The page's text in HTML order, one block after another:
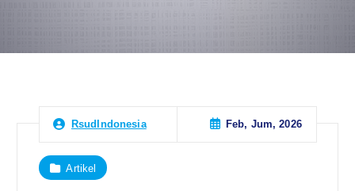
RsudIndonesia Feb, Jum, 2026
Artikel